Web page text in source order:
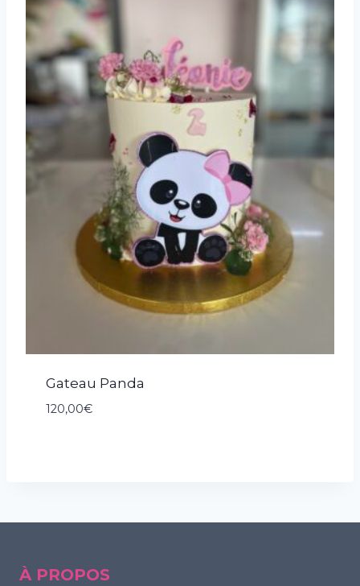
Gateau Panda
120,00€
À PROPOS